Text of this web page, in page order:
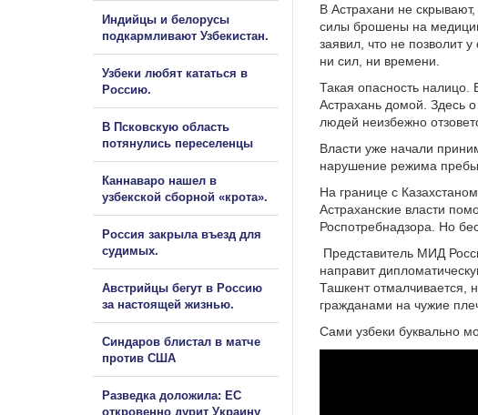
В Астрахани не
силы брошены на
заявил, что не позволит
ни сил, ни времени.
Такая опасность налицо.
Астрахань домой. Здесь
людей неизбежно
Власти уже начали
нарушение режима
На границе с
Астраханские власти
Роспотребнадзора. Но
Представитель МИД
направит
Ташкент отмалчивается,
гражданами на чужие
Сами узбеки буквально
Индийцы и белорусы
подкармливают Узбекистан.
Узбеки любят кататься в
Россию.
В Псковскую область
потянулись переселенцы
Каннаваро нашел в
узбекской сборной «крота».
Россия закрыла въезд для
судимых.
Австрийцы бегут в Россию
за настоящей жизнью.
Синдаров блистал в матче
против США
Разведка доложила: ЕС
откровенно дурит Украину